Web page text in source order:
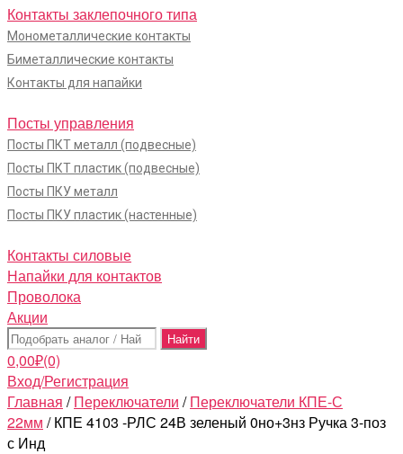
Контакты заклепочного типа
Монометаллические контакты
Биметаллические контакты
Контакты для напайки
Посты управления
Посты ПКТ металл (подвесные)
Посты ПКТ пластик (подвесные)
Посты ПКУ металл
Посты ПКУ пластик (настенные)
Контакты силовые
Напайки для контактов
Проволока
Акции
Поиск:
0,00₽(0)
Вход/Регистрация
Главная /Переключатели /Переключатели КПЕ-С
22мм / КПЕ 4103 -РЛС 24В зеленый 0но+3нз Ручка 3-поз
с Инд